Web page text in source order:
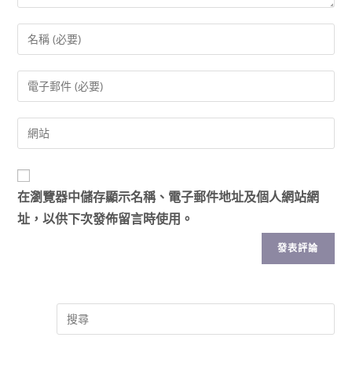
在瀏覽器中儲存顯示名稱、電子郵件地址及個人網站網
址，以供下次發佈留言時使用。